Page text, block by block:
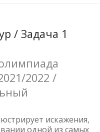
/ Задача 1
2022 /
искажения,
одной из самых